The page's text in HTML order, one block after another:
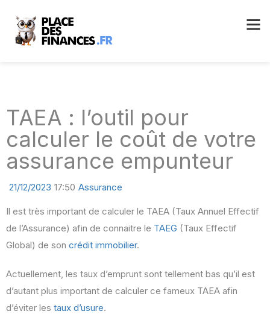
TAEA : l’outil pour
calculer le coût de votre
assurance empunteur
21/12/2023 17:50 Assurance
Il est très important de calculer le TAEA (Taux Annuel Effectif
de l’Assurance) afin de connaitre le TAEG (Taux Effectif
Global) de son crédit immobilier.
Actuellement, les taux d’emprunt sont tellement bas qu’il est
d’autant plus important de calculer ce fameux TAEA afin
d’éviter les taux d’usure.